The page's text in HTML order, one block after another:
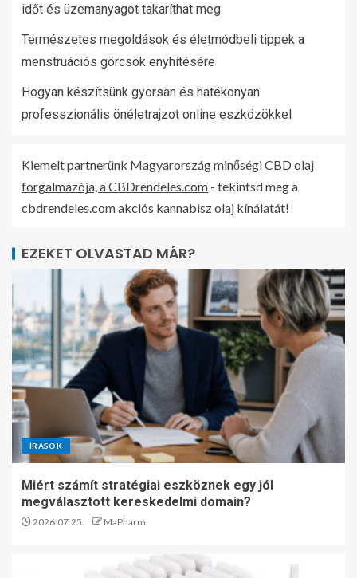
időt és üzemanyagot takaríthat meg
Természetes megoldások és életmódbeli tippek a
menstruációs görcsök enyhítésére
Hogyan készítsünk gyorsan és hatékonyan
professzionális önéletrajzot online eszközökkel
Kiemelt partnerünk Magyarország minőségiCBD olaj
forgalmazója, a CBDrendeles.com - tekintsd meg a
cbdrendeles.com akciós kannabisz olaj kínálatát!
EZEKET OLVASTAD MÁR?
ÍRÁSOK
Miért számít stratégiai eszköznek egy jól
megválasztott kereskedelmi domain?
2026.07.25. MaPharm